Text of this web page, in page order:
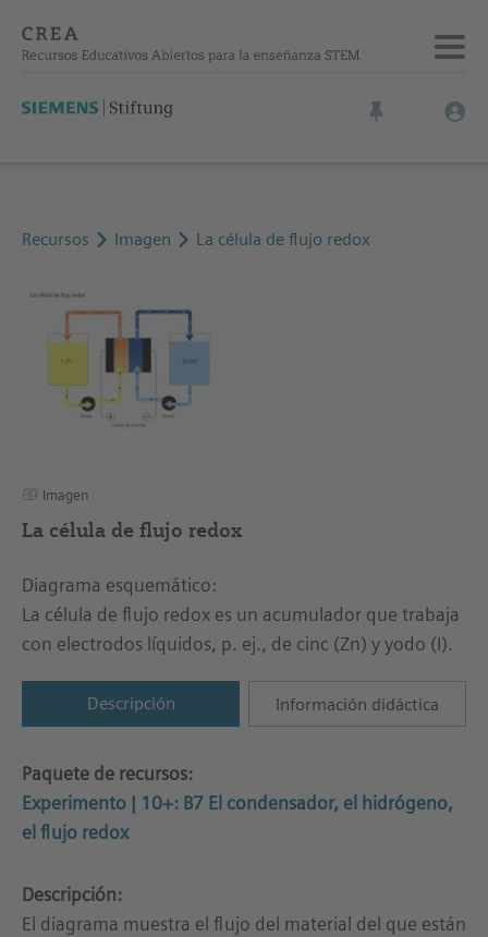
Recursos Imagen La célula de flujo redox
Imagen
La célula de flujo redox
Diagrama esquemático:
La célula de flujo redox es un acumulador que trabaja
con electrodos líquidos, p. ej., de cinc (Zn) y yodo (I).
Descripción Información didáctica
Paquete de recursos:
Experimento | 10+: B7 El condensador, el hidrógeno,
el flujo redox
Descripción:
El diagrama muestra el flujo del material del que están